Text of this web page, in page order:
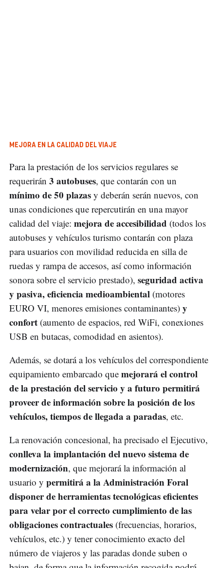
MEJORA EN LA CALIDAD DEL VIAJE
Para la prestación de los servicios regulares se
requerirán 3 autobuses, que contarán con un
mínimo de 50 plazas y deberán serán nuevos, con
unas condiciones que repercutirán en una mayor
calidad del viaje: mejora de accesibilidad (todos los
autobuses y vehículos turismo contarán con plaza
para usuarios con movilidad reducida en silla de
ruedas y rampa de accesos, así como información
sonora sobre el servicio prestado), seguridad activa
y pasiva, eficiencia medioambiental (motores
EURO VI, menores emisiones contaminantes) y
confort (aumento de espacios, red WiFi, conexiones
USB en butacas, comodidad en asientos).
Además, se dotará a los vehículos del correspondiente
equipamiento embarcado que mejorará el control
de la prestación del servicio y a futuro permitirá
proveer de información sobre la posición de los
vehículos, tiempos de llegada a paradas, etc.
La renovación concesional, ha precisado el Ejecutivo,
conlleva la implantación del nuevo sistema de
modernización, que mejorará la información al
usuario y permitirá a la Administración Foral
disponer de herramientas tecnológicas eficientes
para velar por el correcto cumplimiento de las
obligaciones contractuales (frecuencias, horarios,
vehículos, etc.) y tener conocimiento exacto del
número de viajeros y las paradas donde suben o